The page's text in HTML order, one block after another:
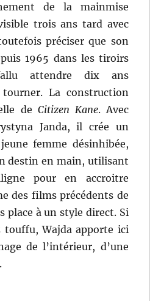
de la mainmise
trois ans tard avec
préciser que son
1965 dans les tiroirs
attendre dix ans
La construction
de Citizen Kane. Avec
Janda, il crée un
femme désinhibée,
destin en main, utilisant
pour en accroitre
des films précédents de
place à un style direct. Si
touffu, Wajda apporte ici
de l’intérieur, d’une